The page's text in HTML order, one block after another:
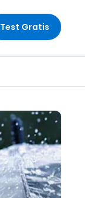
Test Gratis